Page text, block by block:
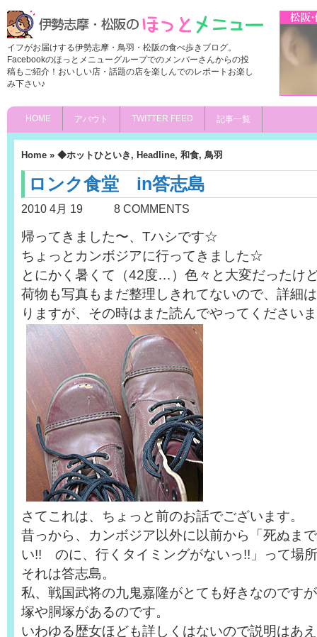
イフがお届けする伊勢志摩・鳥羽・松阪の食べ歩きブログ。
Facebookのほっとメニューグループでのメンバーさんからの投
稿もご紹介！おいしい店・話題の店を楽しんでのレポートお楽し
み下さい♪
HOME アバウト TWITTER FEED 記事一覧
Home » ◆ホットひといき , Headline, 和食, 鳥羽
ロンク食堂 in答志島
2010 4月 19 8 COMMENTS
帰ってきました〜、Tハシです☆
ちょっとカンボジアに行ってきました☆
とにかく暑くて（42度…）色々と大変だったけ
荷物も写真もまだ整理しきれてないので、詳細
りますが、その時はまた読んでやってください
さてこれは、ちょっと前のお話でございます。
昔っから、カンボジア以外に以前から「死ぬま
い!! のに、行くタイミングがないっ!!」って場
それは答志島。
私、戦国武将の九鬼嘉隆がとても好きなのです
塚や胴塚があるのです。
いわゆる歴女ほども詳しくはないので説明はあ